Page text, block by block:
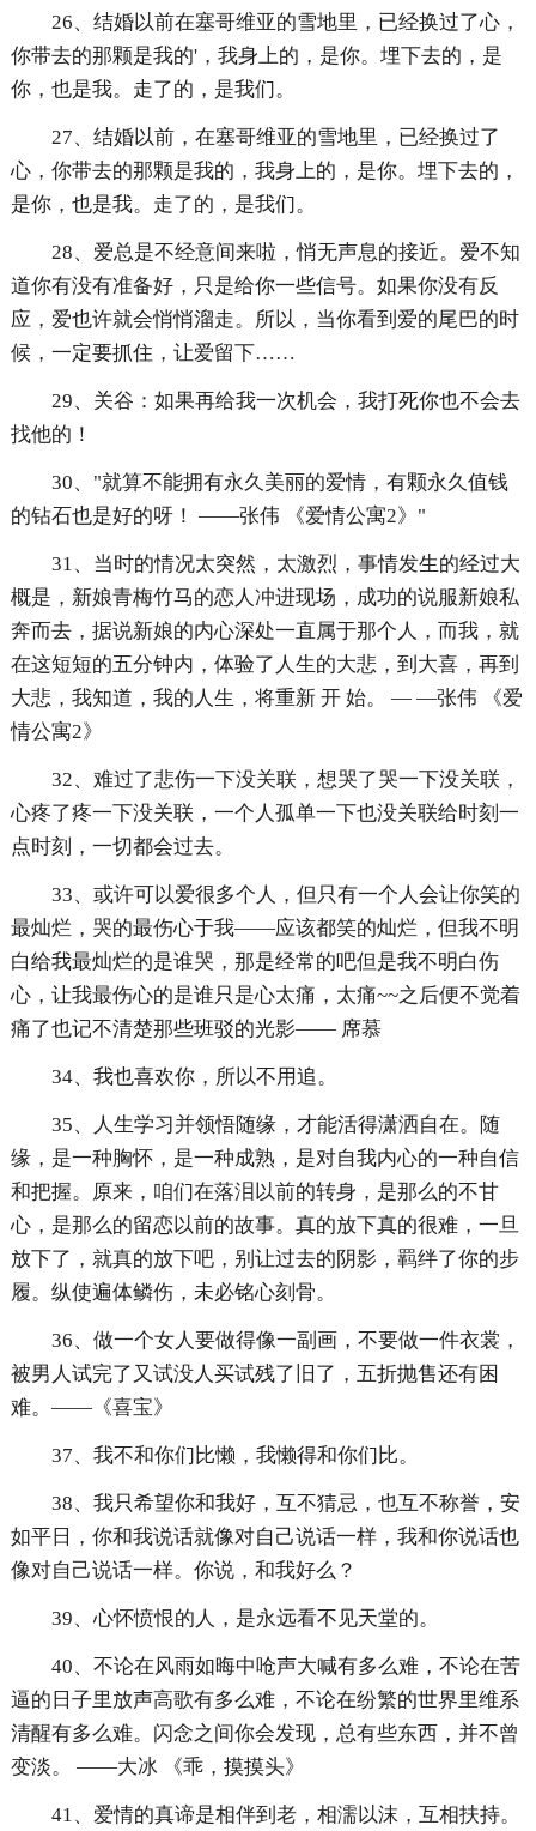
26、结婚以前在塞哥维亚的雪地里，已经换过了心，
你带去的那颗是我的'，我身上的，是你。埋下去的，是
你，也是我。走了的，是我们。
27、结婚以前，在塞哥维亚的雪地里，已经换过了
心，你带去的那颗是我的，我身上的，是你。埋下去的，
是你，也是我。走了的，是我们。
28、爱总是不经意间来啦，悄无声息的接近。爱不知
道你有没有准备好，只是给你一些信号。如果你没有反
应，爱也许就会悄悄溜走。所以，当你看到爱的尾巴的时
候，一定要抓住，让爱留下……
29、关谷：如果再给我一次机会，我打死你也不会去
找他的！
30、"就算不能拥有永久美丽的爱情，有颗永久值钱
的钻石也是好的呀！ ——张伟 《爱情公寓2》"
31、当时的情况太突然，太激烈，事情发生的经过大
概是，新娘青梅竹马的恋人冲进现场，成功的说服新娘私
奔而去，据说新娘的内心深处一直属于那个人，而我，就
在这短短的五分钟内，体验了人生的大悲，到大喜，再到
大悲，我知道，我的人生，将重新 开 始。 — —张伟 《爱
情公寓2》
32、难过了悲伤一下没关联，想哭了哭一下没关联，
心疼了疼一下没关联，一个人孤单一下也没关联给时刻一
点时刻，一切都会过去。
33、或许可以爱很多个人，但只有一个人会让你笑的
最灿烂，哭的最伤心于我——应该都笑的灿烂，但我不明
白给我最灿烂的是谁哭，那是经常的吧但是我不明白伤
心，让我最伤心的是谁只是心太痛，太痛~~之后便不觉着
痛了也记不清楚那些班驳的光影—— 席慕
34、我也喜欢你，所以不用追。
35、人生学习并领悟随缘，才能活得潇洒自在。随
缘，是一种胸怀，是一种成熟，是对自我内心的一种自信
和把握。原来，咱们在落泪以前的转身，是那么的不甘
心，是那么的留恋以前的故事。真的放下真的很难，一旦
放下了，就真的放下吧，别让过去的阴影，羁绊了你的步
履。纵使遍体鳞伤，未必铭心刻骨。
36、做一个女人要做得像一副画，不要做一件衣裳，
被男人试完了又试没人买试残了旧了，五折抛售还有困
难。——《喜宝》
37、我不和你们比懒，我懒得和你们比。
38、我只希望你和我好，互不猜忌，也互不称誉，安
如平日，你和我说话就像对自己说话一样，我和你说话也
像对自己说话一样。你说，和我好么？
39、心怀愤恨的人，是永远看不见天堂的。
40、不论在风雨如晦中呛声大喊有多么难，不论在苦
逼的日子里放声高歌有多么难，不论在纷繁的世界里维系
清醒有多么难。闪念之间你会发现，总有些东西，并不曾
变淡。 ——大冰 《乖，摸摸头》
41、爱情的真谛是相伴到老，相濡以沫，互相扶持。